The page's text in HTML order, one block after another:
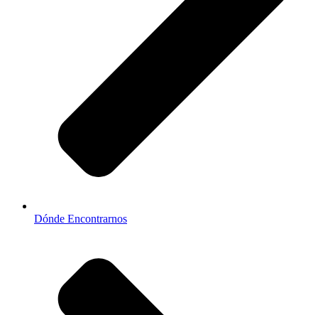
Dónde Encontrarnos